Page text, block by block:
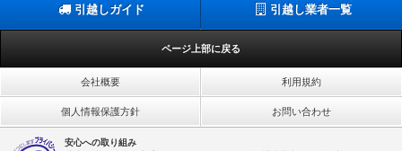
引越しガイド 引越し業者一覧
ページ上部に戻る
会社概要 利用規約
個人情報保護方針 お問い合わせ
安心への取り組み